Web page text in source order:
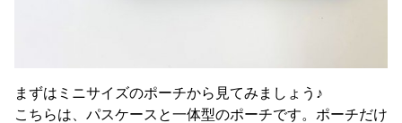
まずはミニサイズのポーチから見てみましょう♪
こちらは、パスケースと一体型のポーチです。ポーチだけ